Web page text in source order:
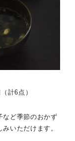
計6点）
など季節のおかず
いただけます。